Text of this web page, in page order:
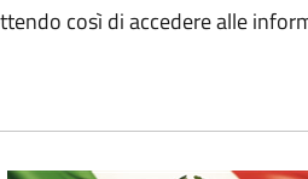
così di accedere alle